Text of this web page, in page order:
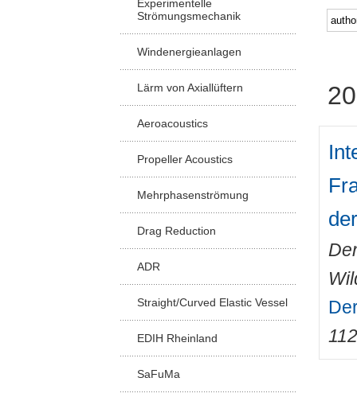
Experimentelle
Strömungsmechanik
Windenergieanlagen
Lärm von Axiallüftern
Aeroacoustics
Propeller Acoustics
Mehrphasenströmung
Drag Reduction
ADR
Straight/Curved Elastic Vessel
EDIH Rheinland
SaFuMa